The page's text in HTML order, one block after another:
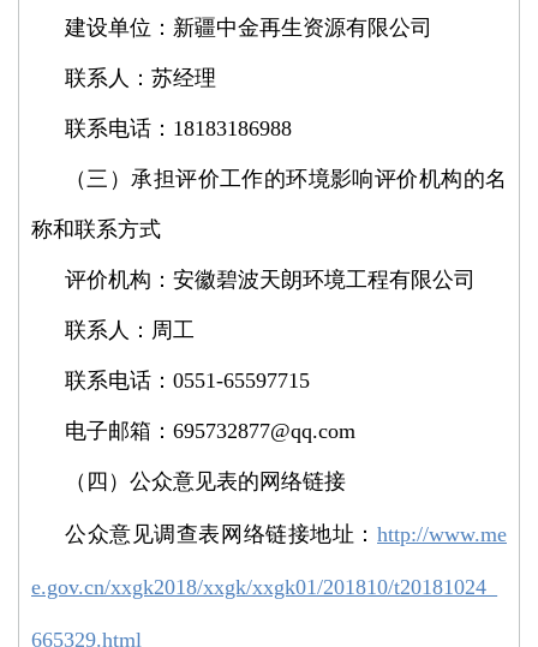
建设单位：新疆中金再生资源有限公司
联系人：苏经理
联系电话：18183186988
（三）承担评价工作的环境影响评价机构的名
称和联系方式
评价机构： 安徽碧波天朗环境工程有限公司
联系人：周工
联系电话：0551-65597715
电子邮箱：695732877@qq.com
（四）公众意见表的网络链接
公众意见调查表网络链接地址： http://www.me
e.gov.cn/xxgk2018/xxgk/xxgk01/201810/t20181024_
665329.html